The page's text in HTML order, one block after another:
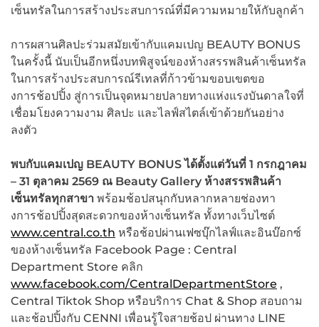
เซ็นทรัลในการสร้างประสบการณ์ที่มีความหมายให้กับลูกค้า
การผสานศิลปะร่วมสมัยเข้ากับแคมเปญ BEAUTY BONUS
ในครั้งนี้ นับเป็นอีกหนึ่งบทพิสูจน์ของห้างสรรพสินค้าเซ็นทรัล
ในการสร้างประสบการณ์รีเทลที่ก้าวข้ามขอบเขตขอ
งการช้อปปิ้ง สู่การเป็นจุดหมายปลายทางแห่งแรงบันดาลใจที่
เชื่อมโยงความงาม ศิลปะ และไลฟ์สไตล์เข้าด้วยกันอย่าง
ลงตัว
พบกับแคมเปญ BEAUTY BONUS ได้ตั้งแต่วันที่ 1 กรกฎาคม
– 31 ตุลาคม 2569 ณ Beauty Gallery ห้างสรรพสินค้า
เซ็นทรัลทุกสาขา พร้อมช้อปสนุกกับหลากหลายช่องทา
งการช้อปปิ้งสุดสะดวกของห้างเซ็นทรัล ทั้งทางเว็บไซต์
www.central.co.th หรือช้อปผ่านเฟซบุ๊กไลฟ์และอินบ๊อกซ์
ของห้างเซ็นทรัล Facebook Page : Central
Department Store คลิก
www.facebook.com/CentralDepartmentStore ,
Central Tiktok Shop หรือบริการ Chat & Shop สอบถาม
และช้อปปิ้งกับ CENNI เพื่อนรู้ใจสายช้อป ผ่านทาง LINE